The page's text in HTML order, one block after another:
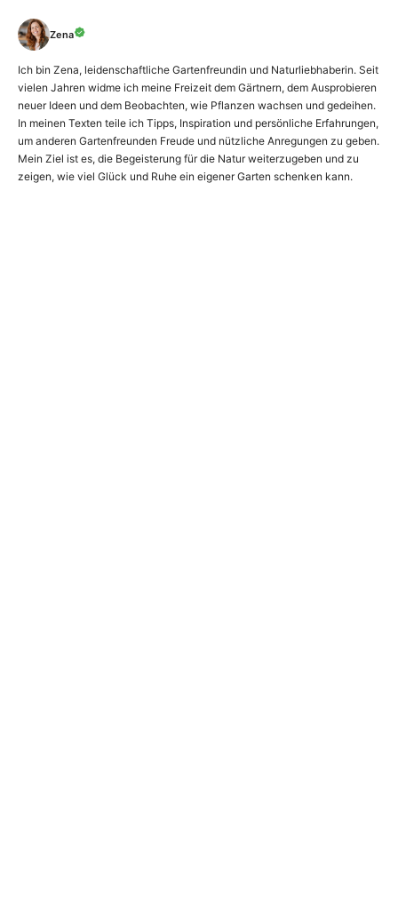
Zena
Ich bin Zena, leidenschaftliche Gartenfreundin und Naturliebhaberin. Seit
vielen Jahren widme ich meine Freizeit dem Gärtnern, dem Ausprobieren
neuer Ideen und dem Beobachten, wie Pflanzen wachsen und gedeihen.
In meinen Texten teile ich Tipps, Inspiration und persönliche Erfahrungen,
um anderen Gartenfreunden Freude und nützliche Anregungen zu geben.
Mein Ziel ist es, die Begeisterung für die Natur weiterzugeben und zu
zeigen, wie viel Glück und Ruhe ein eigener Garten schenken kann.